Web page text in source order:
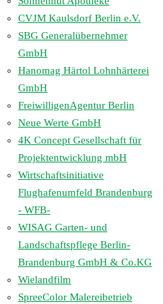
CVJM Kaulsdorf Berlin e.V.
SBG Generalübernehmer
GmbH
Hanomag Härtol Lohnhärterei
GmbH
FreiwilligenAgentur Berlin
Neue Werte GmbH
4K Concept Gesellschaft für
Projektentwicklung mbH
Wirtschaftsinitiative
Flughafenumfeld Brandenburg
- WFB-
WISAG Garten- und
Landschaftspflege Berlin-
Brandenburg GmbH & Co.KG
Wielandfilm
SpreeColor Malereibetrieb